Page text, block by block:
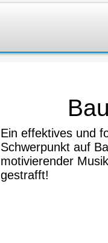
Ein effektives und
Schwerpunkt auf
motivierender
gestrafft!